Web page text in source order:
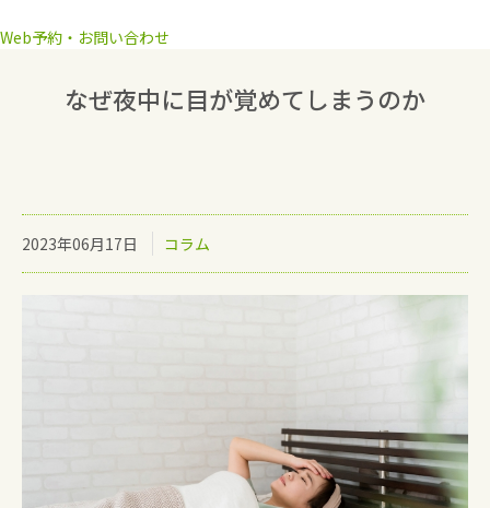
Web予約・お問い合わせ
なぜ夜中に目が覚めてしまうのか
2023年06月17日 コラム